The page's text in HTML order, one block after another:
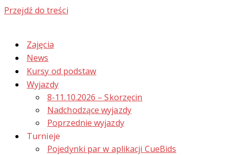
Przejdź do treści
Zajęcia
News
Kursy od podstaw
Wyjazdy
8-11.10.2026 – Skorzęcin
Nadchodzące wyjazdy
Poprzednie wyjazdy
Turnieje
Pojedynki par w aplikacji CueBids